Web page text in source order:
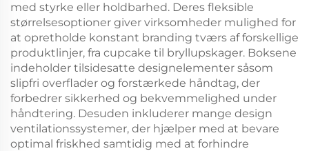
med styrke eller holdbarhed. Deres fleksible
størrelsesoptioner giver virksomheder mulighed for
at opretholde konstant branding tværs af forskellige
produktlinjer, fra cupcake til bryllupskager. Boksene
indeholder tilsidesatte designelementer såsom
slipfri overflader og forstærkede håndtag, der
forbedrer sikkerhed og bekvemmelighed under
håndtering. Desuden inkluderer mange design
ventilationssystemer, der hjælper med at bevare
optimal friskhed samtidig med at forhindre